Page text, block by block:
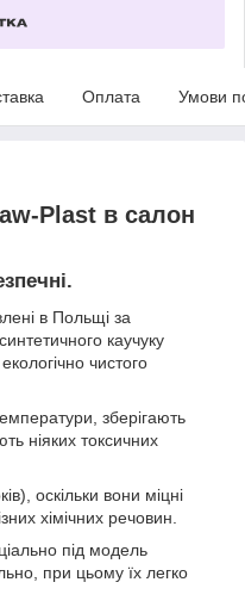
Оплата Умови
Plast в салон
в Польщі за
каучуку
чистого
зберігають
ніяких токсичних
оскільки вони міцні
хімічних речовин.
під модель
при цьому їх легко